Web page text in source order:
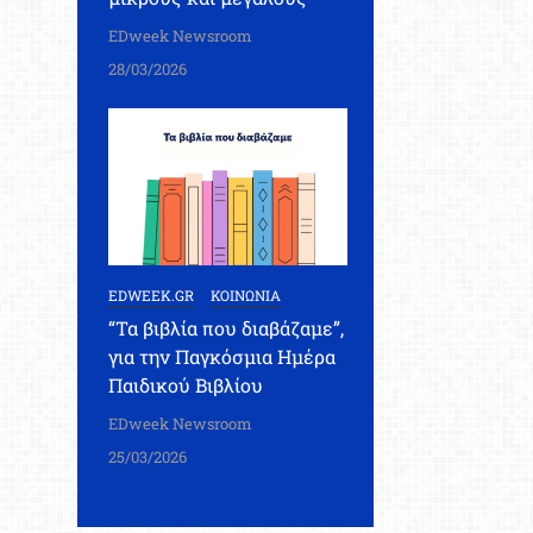
EDweek Newsroom
28/03/2026
EDWEEK.GR ΚΟΙΝΩΝΙΑ
“Τα βιβλία που διαβάζαμε”,
για την Παγκόσμια Ημέρα
Παιδικού Βιβλίου
EDweek Newsroom
25/03/2026